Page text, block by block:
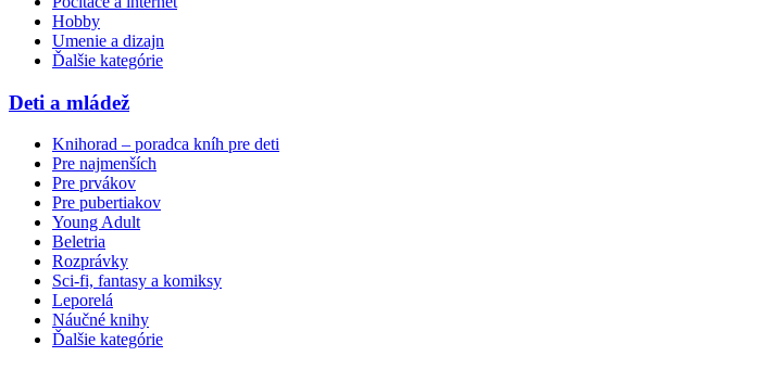
Hobby
Umenie a dizajn
Ďalšie kategórie
Deti a mládež
Knihorad – poradca kníh pre deti
Pre najmenších
Pre prvákov
Pre pubertiakov
Young Adult
Beletria
Rozprávky
Sci-fi, fantasy a komiksy
Leporelá
Náučné knihy
Ďalšie kategórie